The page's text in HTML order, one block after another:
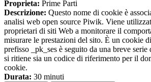
Proprieta: Prime Parti
Descrizione: Questo nome di cookie è
analisi web open source Piwik. Viene
proprietari di siti Web a monitorare il
misurare le prestazioni del sito. È un cookie
prefisso _pk_ses è seguito da una breve
si ritiene sia un codice di riferimento per il
cookie.
Durata: 30 minuti